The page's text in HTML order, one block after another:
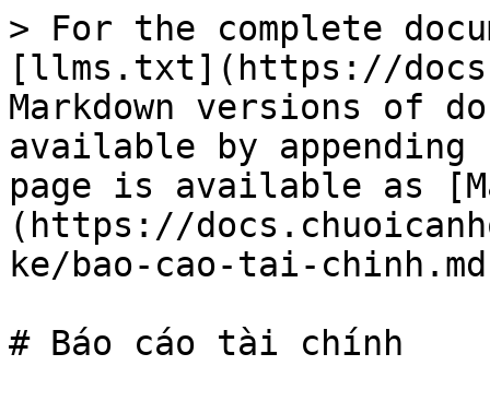
> For the complete
[llms.txt](https://
Markdown versions of
available by
page is available as
(https://
ke/bao-cao-tai-
# Báo cáo tài chính